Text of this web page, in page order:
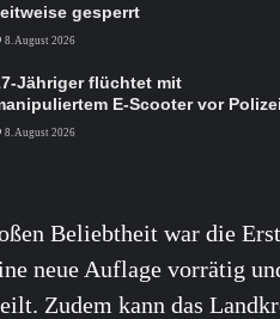
gesperrt
8. August 2026
Jähriger flüchtet mit
E-Scooter vor Polizei
8. August 2026
Beliebtheit war die
neue Auflage vorrätig
Zudem kann das